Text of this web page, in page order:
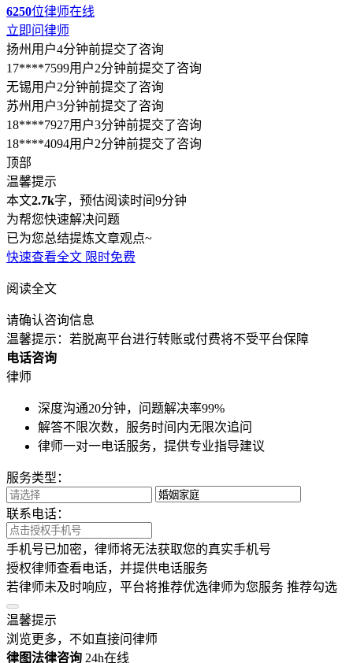
6250位律师在线
立即问律师
扬州用户4分钟前提交了咨询
17****7599用户2分钟前提交了咨询
无锡用户2分钟前提交了咨询
苏州用户3分钟前提交了咨询
18****7927用户3分钟前提交了咨询
18****4094用户2分钟前提交了咨询
顶部
温馨提示
本文2.7k字，预估阅读时间9分钟
为帮您快速解决问题
已为您总结提炼文章观点~
快速查看全文 限时免费
阅读全文
请确认咨询信息
温馨提示：若脱离平台进行转账或付费将不受平台保障
电话咨询
律师
深度沟通20分钟，问题解决率99%
解答不限次数，服务时间内无限次追问
律师一对一电话服务，提供专业指导建议
服务类型：
联系电话：
手机号已加密，律师将无法获取您的真实手机号
授权律师查看电话，并提供电话服务
若律师未及时响应，平台将推荐优选律师为您服务 推荐勾选
温馨提示
浏览更多，不如直接问律师
律图法律咨询 24h在线